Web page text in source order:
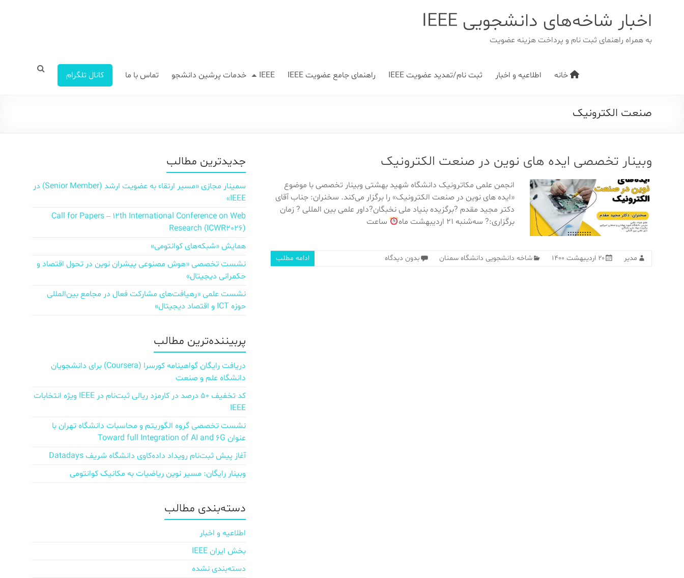
اخبار شاخه‌های دانشجویی IEEE
به همراه راهنمای ثبت نام و پرداخت هزینه عضویت
خانه اطلاعیه و اخبار ثبت نام/تمدید عضویت IEEE راهنمای جامع عضویت IEEE IEEE خدمات پرشین دانشجو تماس با ما کانال تلگرام
صنعت الکترونیک
وبینار تخصصی ایده های نوین در صنعت الکترونیک
انجمن علمی مکاترونیک دانشگاه شهید بهشتی وبینار تخصصی با موضوع
«ایده های نوین در صنعت الکترونیک» را برگزار می‌کند. سخنران: جناب آقای
دکتر مجید مقدم ?برگزیده بنیاد ملی نخبگان?داور علمی بین المللی ? زمان
برگزاری:? سه‌شنبه ۲۱ اردیبهشت ماه
ساعت
مدیر ۲۰ اردیبهشت ۱۴۰۰ شاخه دانشجویی دانشگاه سمنان بدون دیدگاه ادامه مطلب
جدیدترین مطالب
سمینار مجازی «مسیر ارتقاء به عضویت ارشد (Senior Member) در
IEEE»
Call for Papers – 12th International Conference on Web
Research (ICWR2026)
همایش «شبکه‌های کوانتومی»
نشست تخصصی «هوش مصنوعی پیشران نوین در تحول اقتصاد و
حکمرانی دیجیتال»
نشست علمی «رهیافت‌های مشارکت فعال در مجامع بین‌المللی
حوزه ICT و اقتصاد دیجیتال»
پربیننده‌ترین مطالب
دریافت رایگان گواهینامه کورسرا (Coursera) برای دانشجویان
دانشگاه علم و صنعت
کد تخفیف ۵۰ درصد در کارمزد ریالی ثبت‌نام در IEEE ویژه انتخابات
IEEE
نشست تخصصی گروه الگوریتم و محاسبات دانشگاه تهران با
عنوان Toward full Integration of AI and 6G
آغاز پیش‌ ثبت‌نام رویداد داده‌کاوی دانشگاه شریف Datadays
وبینار رایگان: مسیر نوین ریاضیات به مکانیک کوانتومی
دسته‌بندی مطالب
اطلاعیه و اخبار
بخش ایران IEEE
دسته‌بندی نشده